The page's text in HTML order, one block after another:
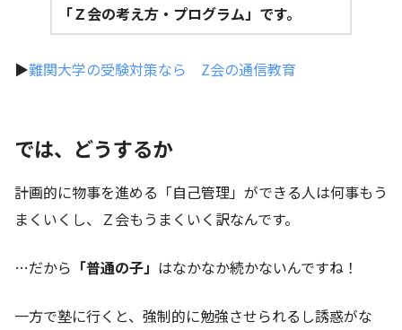
「Ｚ会の考え方・プログラム」です。
▶難関大学の受験対策なら Z会の通信教育
では、どうするか
計画的に物事を進める「自己管理」ができる人は何事もう
まくいくし、Ｚ会もうまくいく訳なんです。
…だから 「普通の子」 はなかなか続かないんですね！
一方で塾に行くと、強制的に勉強させられるし誘惑がな